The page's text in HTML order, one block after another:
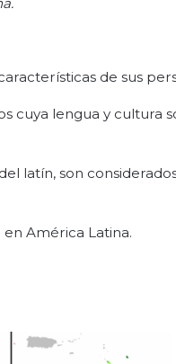
de sus
cuya lengua y cultura
latín, son
América Latina.